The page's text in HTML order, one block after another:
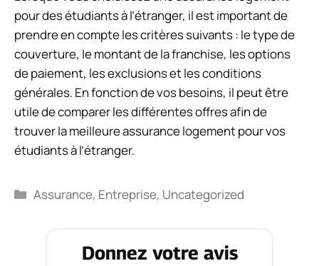
pour des étudiants à l’étranger, il est important de
prendre en compte les critères suivants : le type de
couverture, le montant de la franchise, les options
de paiement, les exclusions et les conditions
générales. En fonction de vos besoins, il peut être
utile de comparer les différentes offres afin de
trouver la meilleure assurance logement pour vos
étudiants à l’étranger.
Catégories
Assurance, Entreprise, Uncategorized
Donnez votre avis